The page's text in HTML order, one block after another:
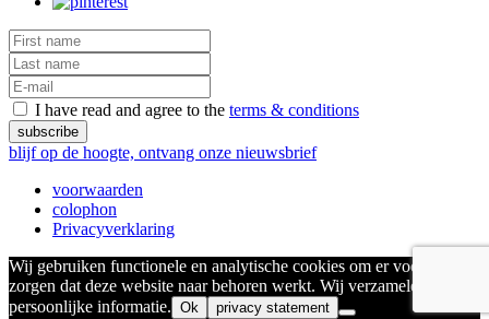
I have read and agree to the terms & conditions
blijf op de hoogte, ontvang onze nieuwsbrief
voorwaarden
colophon
Privacyverklaring
Wij gebruiken functionele en analytische cookies om er voor te
zorgen dat deze website naar behoren werkt. Wij verzamelen geen
persoonlijke informatie. Ok privacy statement